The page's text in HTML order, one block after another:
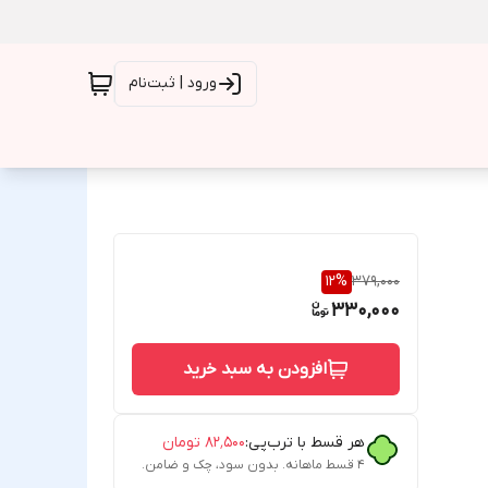
ورود | ثبت‌نام
379,000
12%
330,000
افزودن به سبد خرید
هر قسط با ترب‌پی:۸۲٬۵۰۰ تومان
۴ قسط ماهانه. بدون سود، چک و ضامن.